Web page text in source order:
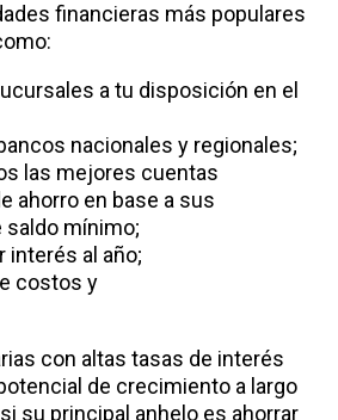
financieras más populares
a tu disposición en el
nacionales y regionales;
las mejores cuentas
ahorro en base a sus
saldo mínimo;
interés al año;
costos y
con altas tasas de interés
de crecimiento a largo
su principal anhelo es ahorrar